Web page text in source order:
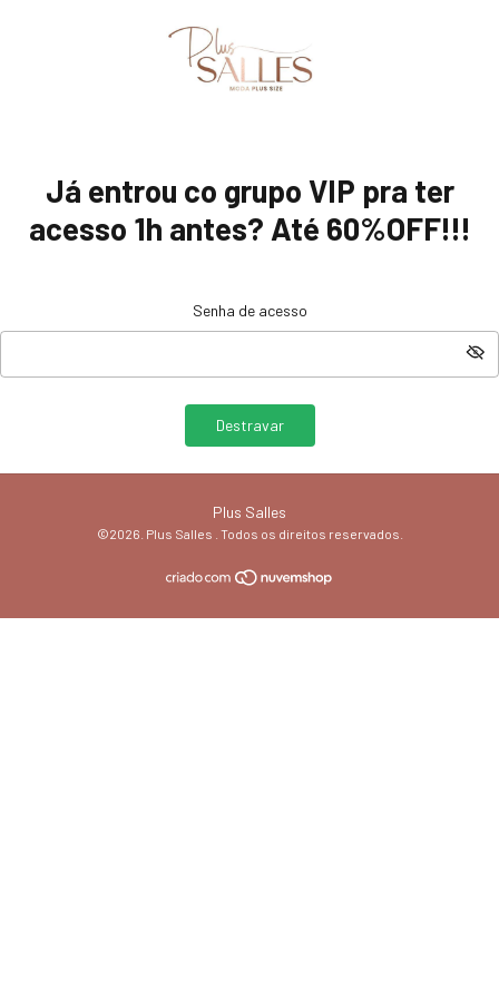
Já entrou co grupo VIP pra ter
acesso 1h antes? Até 60%OFF!!!
Senha de acesso
Destravar
Plus Salles
©2026. Plus Salles . Todos os direitos reservados.